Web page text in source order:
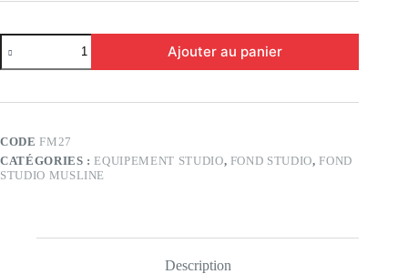
quantité
de
Fond
Musline
Ajouter au panier
CODEFM27
CATÉGORIES :EQUIPEMENT STUDIO, FOND STUDIO,FOND
STUDIO MUSLINE
Description